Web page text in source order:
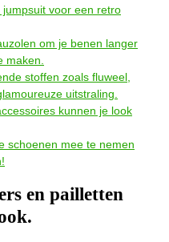
voor een retro
om je benen langer
maken.
stoffen zoals fluweel,
uitstraling.
kunnen je look
schoenen mee te nemen
en pailletten